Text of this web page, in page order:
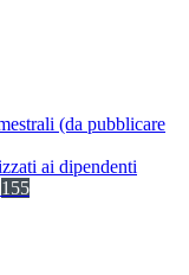
(da pubblicare
ai dipendenti
155